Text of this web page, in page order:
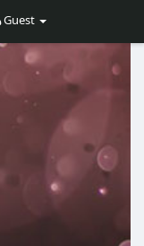
Guest